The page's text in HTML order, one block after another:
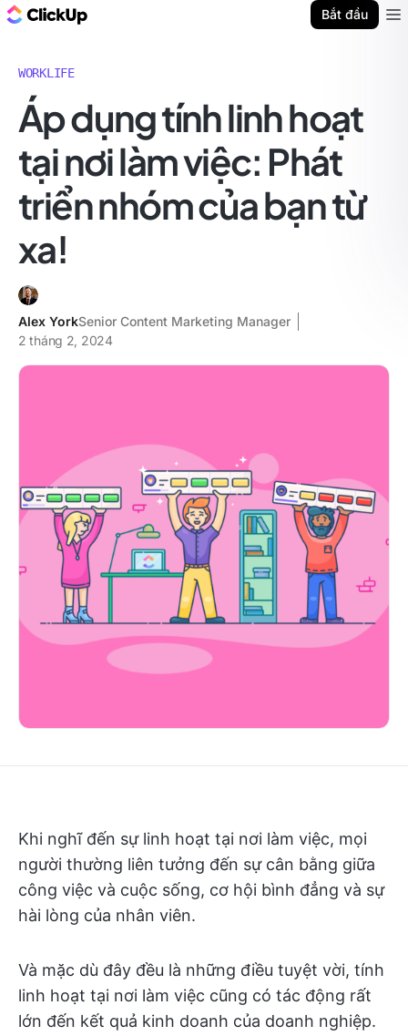
Bắt đầu
WORKLIFE
Áp dụng tính linh hoạt
tại nơi làm việc: Phát
triển nhóm của bạn từ
xa!
Alex YorkSenior Content Marketing Manager
2 tháng 2, 2024
Khi nghĩ đến sự linh hoạt tại nơi làm việc, mọi
người thường liên tưởng đến sự cân bằng giữa
công việc và cuộc sống, cơ hội bình đẳng và sự
hài lòng của nhân viên.
Và mặc dù đây đều là những điều tuyệt vời, tính
linh hoạt tại nơi làm việc cũng có tác động rất
lớn đến kết quả kinh doanh của doanh nghiệp.